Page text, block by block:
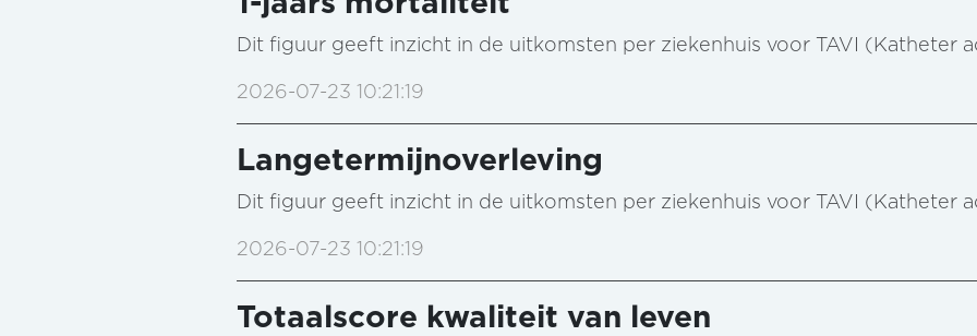
Dit figuur geeft inzicht in de uitkomsten per ziekenhuis voor TAVI (Katheter
2026-07-23 10:21:19
Langetermijnoverleving
Dit figuur geeft inzicht in de uitkomsten per ziekenhuis voor TAVI (Katheter
2026-07-23 10:21:19
Totaalscore kwaliteit van leven